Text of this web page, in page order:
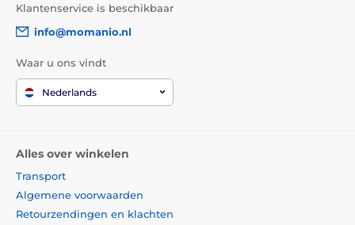
Klantenservice is beschikbaar
info@momanio.nl
Waar u ons vindt
Nederlands
Alles over winkelen
Transport
Algemene voorwaarden
Retourzendingen en klachten